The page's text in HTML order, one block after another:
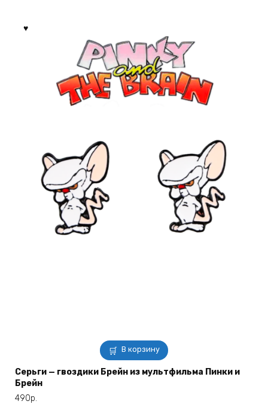
выбрать
на
странице
товара.
В корзину
Серьги — гвоздики Брейн из мультфильма Пинки и
Брейн
490р.